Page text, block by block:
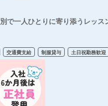
で一人ひとりに寄り添うレッ
交通費支給 制服貸与 土日祝勤務歓迎